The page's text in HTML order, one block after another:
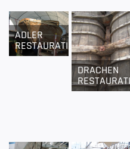
ADLER
RESTAURATION
DRACHEN